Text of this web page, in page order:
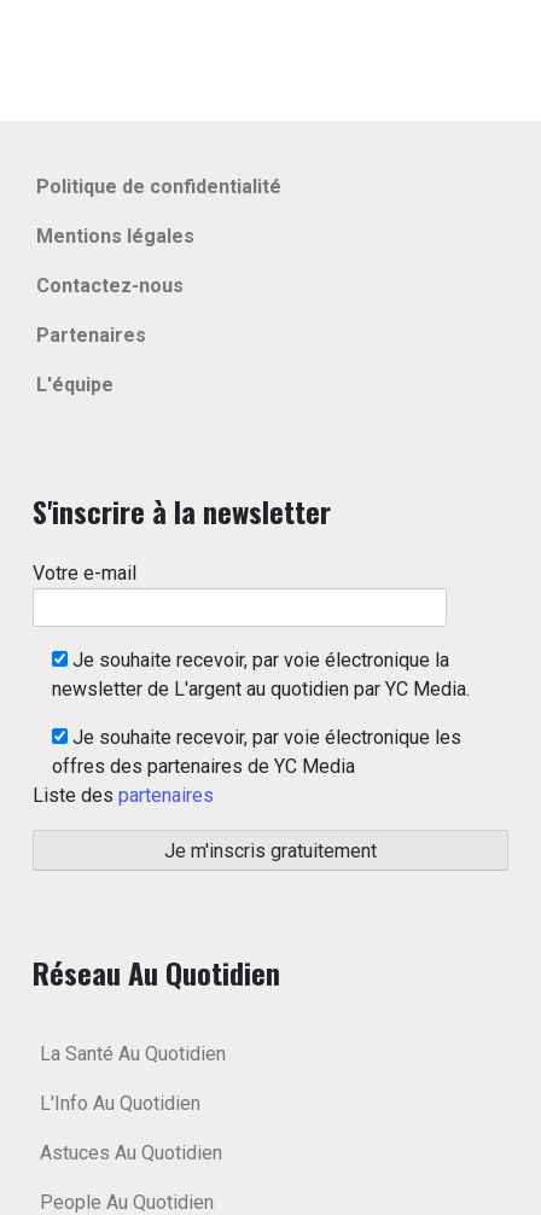
Politique de confidentialité
Mentions légales
Contactez-nous
Partenaires
L'équipe
S'inscrire à la newsletter
Votre e-mail
Je souhaite recevoir, par voie électronique la
newsletter de L'argent au quotidien par YC Media.
Je souhaite recevoir, par voie électronique les
offres des partenaires de YC Media
Liste des partenaires
Réseau Au Quotidien
La Santé Au Quotidien
L'Info Au Quotidien
Astuces Au Quotidien
People Au Quotidien